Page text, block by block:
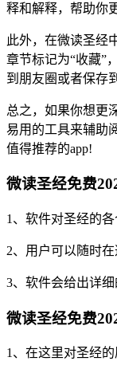
释和解释，帮助你
此外，在微读圣经
章节标记为“收藏”
到朋友圈或者保存
总之，如果你想更
易用的工具来辅助
值得推荐的app!
微读圣经免费
1、软件对圣经的
2、用户可以随时
3、软件会给出详
微读圣经免费
1、在这里对圣经